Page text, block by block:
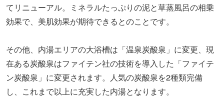
てリニューアル。ミネラルたっぷりの泥と草蒸風呂の相乗
効果で、美肌効果が期待できるとのことです。
その他、内湯エリアの大浴槽は「温泉炭酸泉」に変更、現
在ある炭酸泉はファイテン社の技術を導入した「ファイテ
ン炭酸泉」に変更されます。人気の炭酸泉を2種類完備
し、これまで以上に充実した内湯となります。